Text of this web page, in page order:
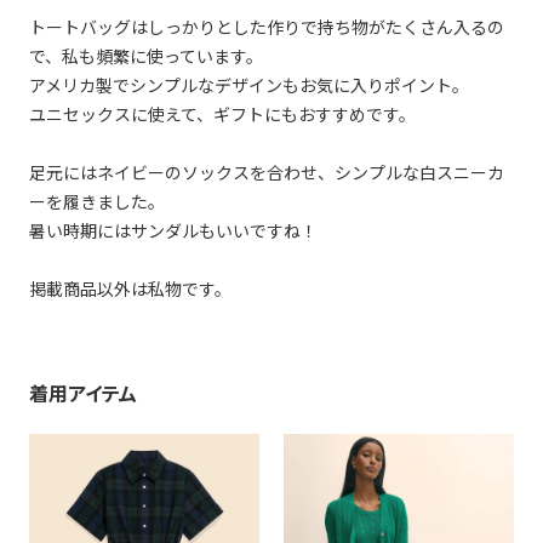
トートバッグはしっかりとした作りで持ち物がたくさん入るの
で、私も頻繁に使っています。
アメリカ製でシンプルなデザインもお気に入りポイント。
ユニセックスに使えて、ギフトにもおすすめです。
足元にはネイビーのソックスを合わせ、シンプルな白スニーカ
ーを履きました。
暑い時期にはサンダルもいいですね！
掲載商品以外は私物です。
着用アイテム